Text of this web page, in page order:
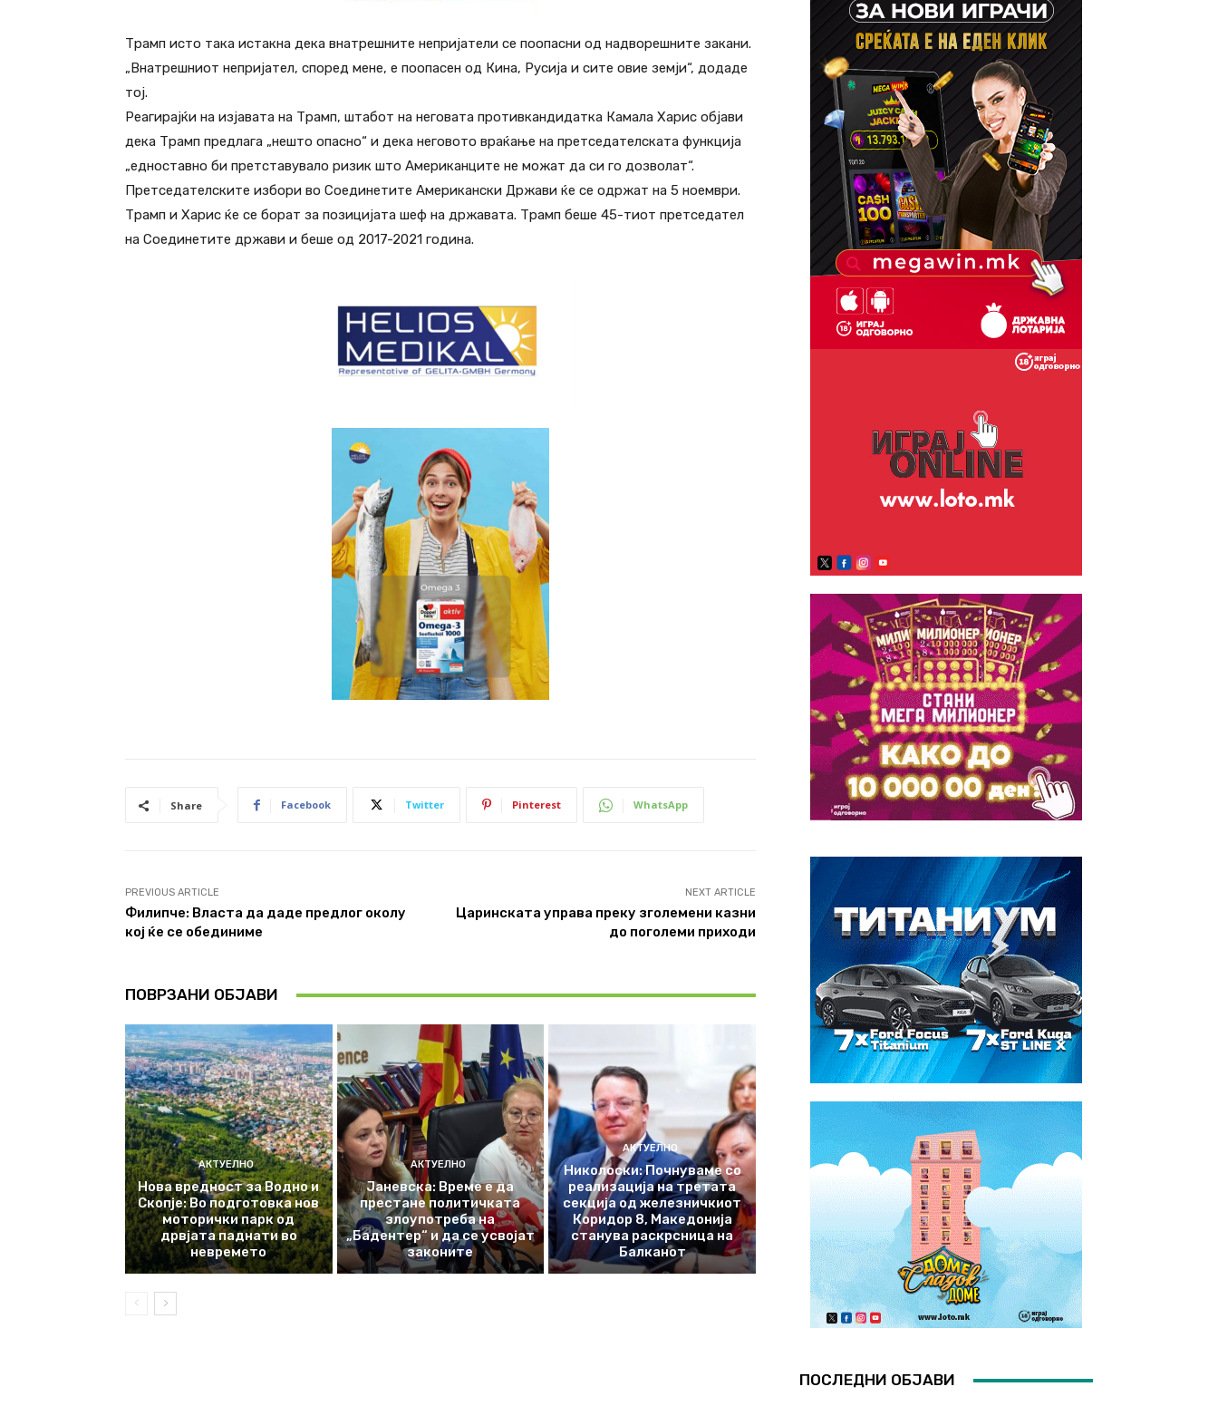
Трамп исто така истакна дека внатрешните непријатели се поопасни од надворешните закани.
„Внатрешниот непријател, според мене, е поопасен од Кина, Русија и сите овие земји“, додаде
тој.
Реагирајќи на изјавата на Трамп, штабот на неговата противкандидатка Камала Харис објави
дека Трамп предлага „нешто опасно“ и дека неговото враќање на претседателската функција
„едноставно би претставувало ризик што Американците не можат да си го дозволат“.
Претседателските избори во Соединетите Американски Држави ќе се одржат на 5 ноември.
Трамп и Харис ќе се борат за позицијата шеф на државата. Трамп беше 45-тиот претседател
на Соединетите држави и беше од 2017-2021 година.
Share Facebook Twitter Pinterest WhatsApp
PREVIOUS ARTICLE
Филипче: Власта да даде предлог околу
кој ќе се обединиме
NEXT ARTICLE
Царинската управа преку зголемени казни
до поголеми приходи
ПОВРЗАНИ ОБЈАВИ
АКТУЕЛНО
Нова вредност за Водно и
Скопје: Во подготовка нов
моторички парк од
дрвјата паднати во
невремето
АКТУЕЛНО
Јаневска: Време е да
престане политичката
злоупотреба на
„Бадентер“ и да се усвојат
законите
АКТУЕЛНО
Николоски: Почнуваме со
реализација на третата
секција од железничкиот
Коридор 8, Македонија
станува раскрсница на
Балканот
ПОСЛЕДНИ ОБЈАВИ